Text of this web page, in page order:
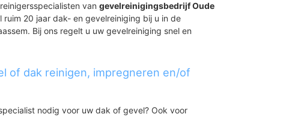
van gevelreinigingsbedrijf Oude
ruim 20 jaar dak- en gevelreiniging bij u in de
Bij ons regelt u uw gevelreiniging snel en
of dak reinigen, impregneren en/of
nodig voor uw dak of gevel? Ook voor